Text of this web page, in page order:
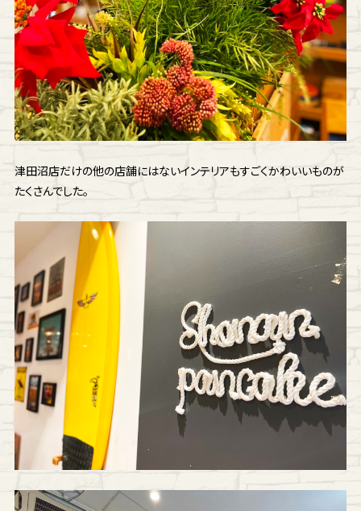
津田沼店だけの他の店舗にはないインテリアもすごくかわいいものが
たくさんでした。